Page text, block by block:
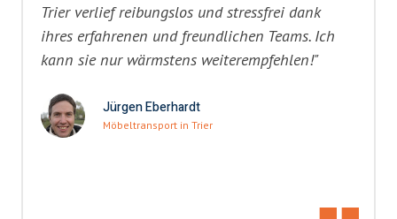
Trier verlief reibungslos und stressfrei dank
ihres erfahrenen und freundlichen Teams. Ich
kann sie nur wärmstens weiterempfehlen!"
Jürgen Eberhardt
Möbeltransport in Trier